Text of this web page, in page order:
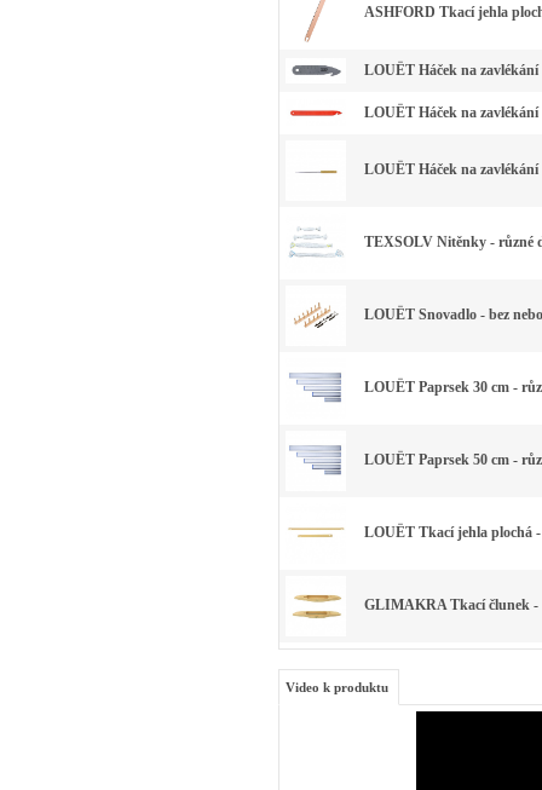
ASHFORD Tkací jehla
LOUËT Háček na
LOUËT Háček na
LOUËT Háček na zavlékání
TEXSOLV Nitěnky - různé
LOUËT Snovadlo - bez
LOUËT Paprsek 30 cm -
LOUËT Paprsek 50 cm -
LOUËT Tkací jehla plochá
GLIMAKRA Tkací člunek -
Video k produktu